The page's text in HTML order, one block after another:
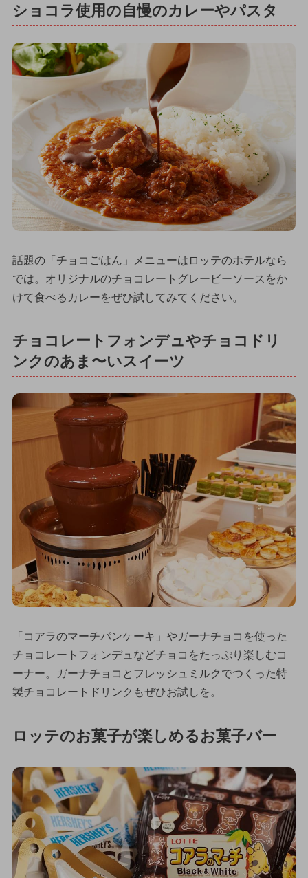
ショコラ使用の自慢のカレーやパスタ
話題の「チョコごはん」メニューはロッテのホテルなら
では。オリジナルのチョコレートグレービーソースをか
けて食べるカレーをぜひ試してみてください。
チョコレートフォンデュやチョコドリ
ンクのあま〜いスイーツ
「コアラのマーチパンケーキ」やガーナチョコを使った
チョコレートフォンデュなどチョコをたっぷり楽しむコ
ーナー。ガーナチョコとフレッシュミルクでつくった特
製チョコレートドリンクもぜひお試しを。
ロッテのお菓子が楽しめるお菓子バー